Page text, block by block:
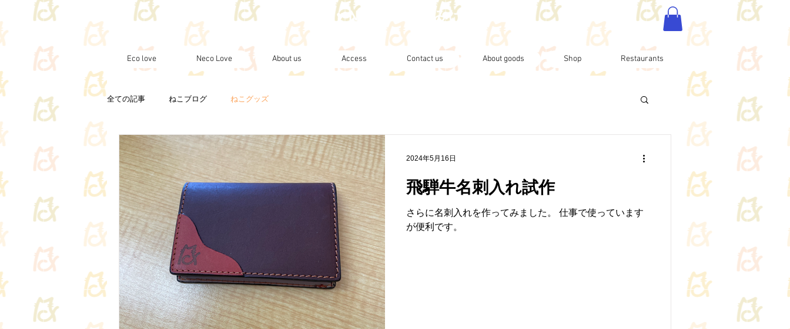
Eco Love ♥ Neco Love みけねこ化学
Eco love Neco Love About us Access Contact us About goods Shop Restaurants
全ての記事 ねこブログ ねこグッズ
飛騨牛名刺入れ試作
さらに名刺入れを作ってみました。 仕事で使っています
が便利です。
2024年5月16日